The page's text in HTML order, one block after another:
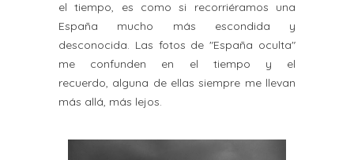
el tiempo, es como si recorriéramos una
España mucho más escondida y
desconocida. Las fotos de "España oculta"
me confunden en el tiempo y el
recuerdo, alguna de ellas siempre me llevan
más allá, más lejos.